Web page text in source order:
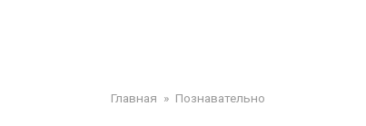
Главная » Познавательно